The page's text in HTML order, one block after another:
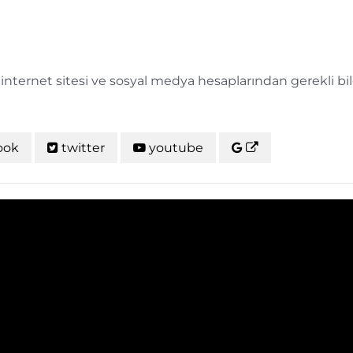
sitesi ve sosyal medya hesaplarından gerekli
twitter youtube